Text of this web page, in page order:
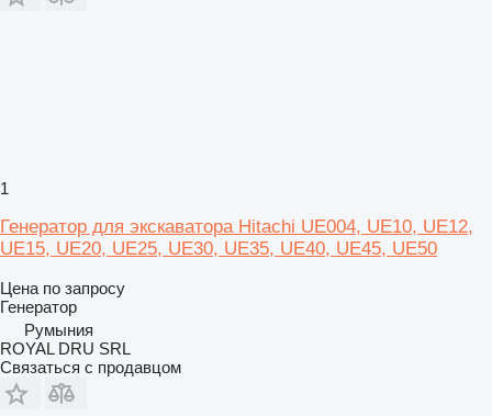
1
Генератор для экскаватора Hitachi UE004, UE10, UE12,
UE15, UE20, UE25, UE30, UE35, UE40, UE45, UE50
Цена по запросу
Генератор
Румыния
ROYAL DRU SRL
Связаться с продавцом